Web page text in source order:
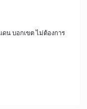
น บอกเขต ไม่ต้องการ